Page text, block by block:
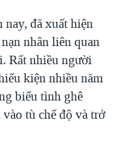
nay, đã xuất hiện
nhân liên quan
Rất nhiều người
kiện nhiều năm
biểu tình ghê
tù chế độ và trở